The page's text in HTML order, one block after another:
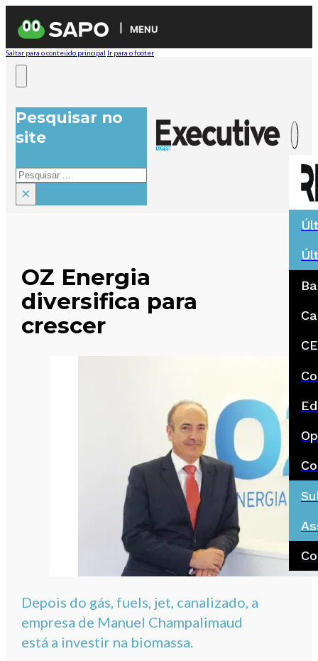
MENU
Saltar para o conteúdo principal Ir para o footer
Pesquisar no
site
Pesquisar
×
OZ Energia
diversifica para
crescer
Depois do gás, fuels, jet, canalizado, a
empresa de Manuel Champalimaud
está a investir na biomassa.